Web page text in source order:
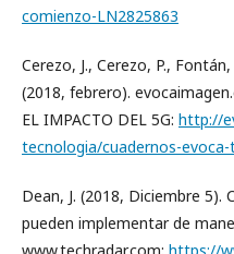
comienzo-LN2825863
Cerezo, J., Cerezo, P.,
(2018, febrero).
EL IMPACTO DEL 5G: http://
tecnologia/cuadernos-
Dean, J. (2018, Diciembre 5).
pueden implementar de